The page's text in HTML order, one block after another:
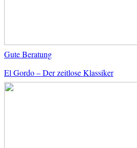
Gute Beratung
El Gordo – Der zeitlose Klassiker